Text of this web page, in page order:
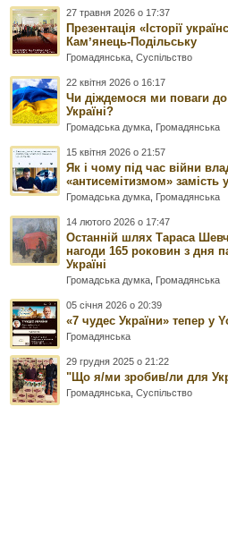
27 травня 2026 о 17:37
Презентація «Історії
Камʼянець-Подільську
Громадянська ,Суспільство
22 квітня 2026 о 16:17
Чи діждемося ми поваги
Україні?
Громадська думка Громадянська
15 квітня 2026 о 21:57
Як і чому під час війни
«антисемітизмом» замість
Громадська думка Громадянська
14 лютого 2026 о 17:47
Останній шлях Тараса
нагоди 165 роковин з дня
Україні
Громадська думка Громадянська
05 січня 2026 о 20:39
«7 чудес України» тепер у
Громадянська
29 грудня 2025 о 21:22
"Що я/ми зробив/ли для
Громадянська ,Суспільство